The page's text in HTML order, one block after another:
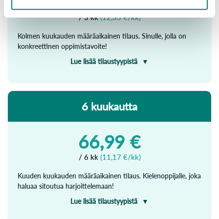
/ 3 kk(12,33 €/kk)
Kolmen kuukauden määräaikainen tilaus. Sinulle, jolla on
konkreettinen oppimistavoite!
Lue lisää tilaustyypistä
Yhdellä tilauksella käytössäsi on rajattomasti valitsemasi
taso.
Tilauksen hinta veloitetaan kerran, jonka jälkeen voit
käyttää WordDivea 3 kuukauden ajan.
6 kuukautta
66,99 €
/ 6 kk (11,17 €/kk)
Kuuden kuukauden määräaikainen tilaus. Kielenoppijalle, joka
haluaa sitoutua harjoittelemaan!
Lue lisää tilaustyypistä